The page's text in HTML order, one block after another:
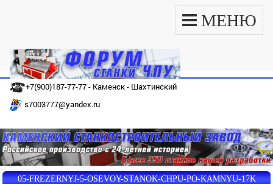
МЕНЮ
+7(900)187-77-77 - Каменск - Шахтинский
s7003777@yandex.ru
05-FREZERNYJ-5-OSEVOY-STANOK-CHPU-PO-KAMNYU-17K